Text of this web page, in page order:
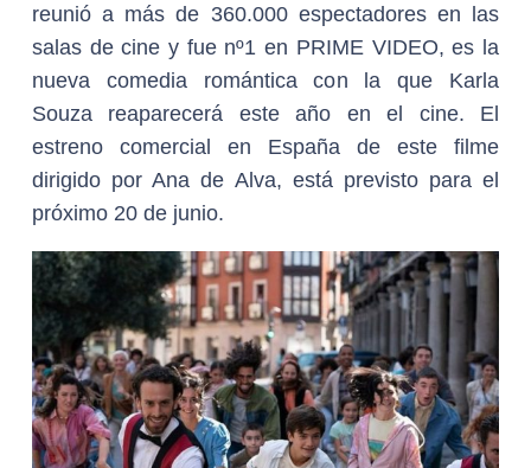
reunió a más de 360.000 espectadores en las
salas de cine y fue nº1 en PRIME VIDEO, es la
nueva comedia romántica con la que Karla
Souza reaparecerá este año en el cine. El
estreno comercial en España de este filme
dirigido por Ana de Alva, está previsto para el
próximo 20 de junio.